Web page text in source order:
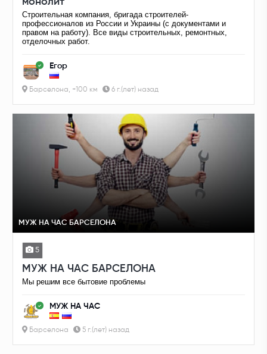
Строительная компания, бригада строителей-
профессионалов из России и Украины (с документами и
правом на работу). Все виды строительных, ремонтных,
отделочных работ.
Егор
Барселона, +100 км 6 г.(лет) назад
МУЖ НА ЧАС БАРСЕЛОНА
5
МУЖ НА ЧАС БАРСЕЛОНА
Мы решим все бытовие проблемы
МУЖ НА ЧАС
Барселона 5 г.(лет) назад